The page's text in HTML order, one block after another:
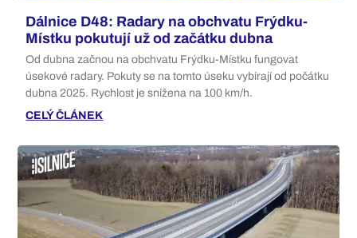
Dálnice D48: Radary na obchvatu Frýdku-
Místku pokutují už od začátku dubna
Od dubna začnou na obchvatu Frýdku-Místku fungovat
úsekové radary. Pokuty se na tomto úseku vybírají od počátku
dubna 2025. Rychlost je snížena na 100 km/h.
CELÝ ČLÁNEK